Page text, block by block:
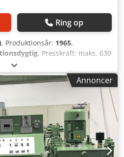
Ring op
, Produktionsår: 1965,
, Presskraft: maks. 630
Ab Teck
mm Slag: maks. 310 mm
Annoncer